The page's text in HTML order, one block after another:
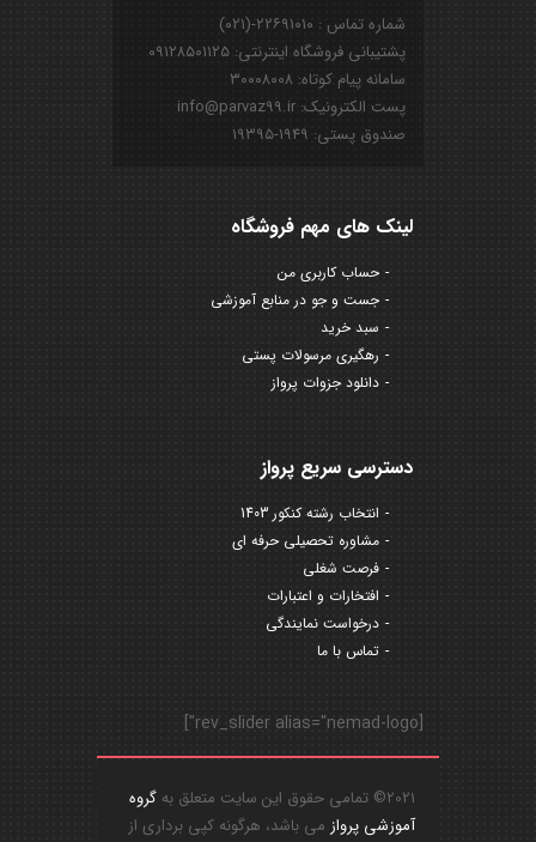
شماره تماس : ۲۲۶۹۱۰۱۰-(۰۲۱)
پشتیبانی فروشگاه اینترنتی: ۰۹۱۲۸۵۰۱۱۲۵
سامانه پیام کوتاه: ۳۰۰۰۸۰۰۸
پست الکترونیک: info@parvaz99.ir
صندوق پستی: ۱۹۴۹-۱۹۳۹۵
لینک های مهم فروشگاه
حساب کاربری من
جست و جو در منابع آموزشی
سبد خرید
رهگیری مرسولات پستی
دانلود جزوات پرواز
دسترسی سریع پرواز
انتخاب رشته کنکور 1403
مشاوره تحصیلی حرفه ای
فرصت شغلی
افتخارات و اعتبارات
درخواست نمایندگی
تماس با ما
[rev_slider alias="nemad-logo"]
2021© تمامی حقوق این سایت متعلق به
گروه
آموزشی پرواز می باشد، هرگونه کپی برداری از